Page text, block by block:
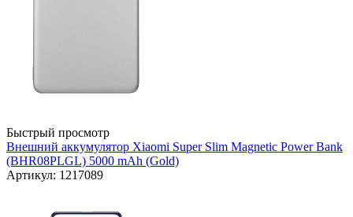
Быстрый просмотр
Внешний аккумулятор Xiaomi Super Slim Magnetic Power Bank
(BHR08PLGL) 5000 mAh (Gold)
Артикул: 1217089